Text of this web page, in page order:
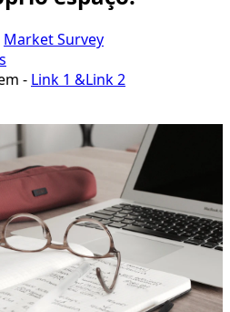
Market Survey
- Link 1 &Link 2